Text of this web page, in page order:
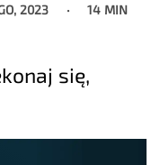
2023 14 MIN
się,